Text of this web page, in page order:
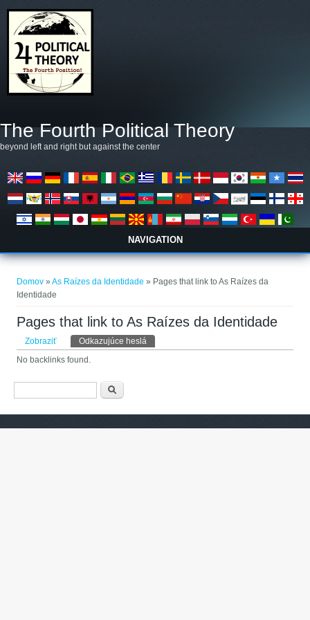
The Fourth Political Theory
beyond left and right but against the center
NAVIGATION
Domov »As Raízes da Identidade » Pages that link to As Raízes da
Identidade
Pages that link to As Raízes da Identidade
Primárne karty
Zobraziť Odkazujúce heslá
No backlinks found.
Vyhľadávanie